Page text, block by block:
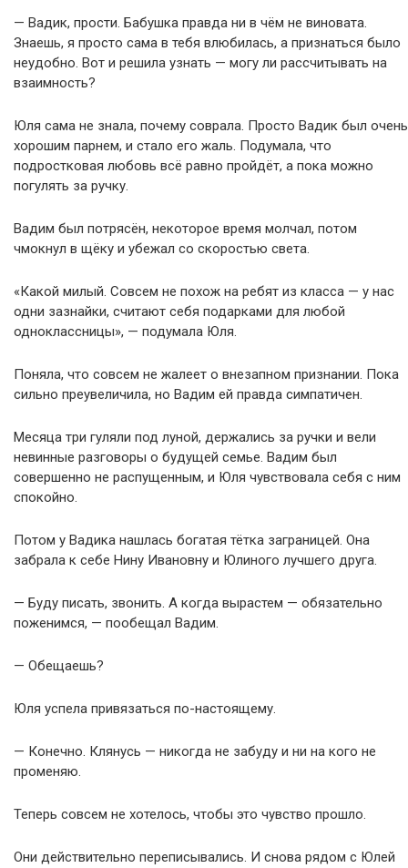
— Вадик, прости. Бабушка правда ни в чём не виновата.
Знаешь, я просто сама в тебя влюбилась, а признаться было
неудобно. Вот и решила узнать — могу ли рассчитывать на
взаимность?
Юля сама не знала, почему соврала. Просто Вадик был очень
хорошим парнем, и стало его жаль. Подумала, что
подростковая любовь всё равно пройдёт, а пока можно
погулять за ручку.
Вадим был потрясён, некоторое время молчал, потом
чмокнул в щёку и убежал со скоростью света.
«Какой милый. Совсем не похож на ребят из класса — у нас
одни зазнайки, считают себя подарками для любой
одноклассницы», — подумала Юля.
Поняла, что совсем не жалеет о внезапном признании. Пока
сильно преувеличила, но Вадим ей правда симпатичен.
Месяца три гуляли под луной, держались за ручки и вели
невинные разговоры о будущей семье. Вадим был
совершенно не распущенным, и Юля чувствовала себя с ним
спокойно.
Потом у Вадика нашлась богатая тётка заграницей. Она
забрала к себе Нину Ивановну и Юлиного лучшего друга.
— Буду писать, звонить. А когда вырастем — обязательно
поженимся, — пообещал Вадим.
— Обещаешь?
Юля успела привязаться по-настоящему.
— Конечно. Клянусь — никогда не забуду и ни на кого не
променяю.
Теперь совсем не хотелось, чтобы это чувство прошло.
Они действительно переписывались. И снова рядом с Юлей